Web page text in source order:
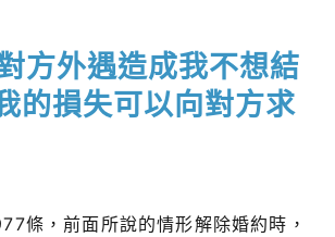
方外遇造成我不想結
的損失可以向對方求
條，前面所說的情形解除婚約時，